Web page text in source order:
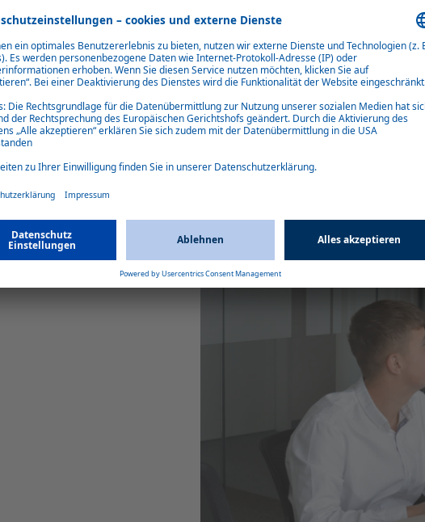
Familie.
wichtig. Deshalb zählt bei uns der
Mitarbeiter*in, ob Azubi oder Chef*in.
und wirst überall respektiert. Unsere
voller Erfolg wird.
Netzwerks ist.